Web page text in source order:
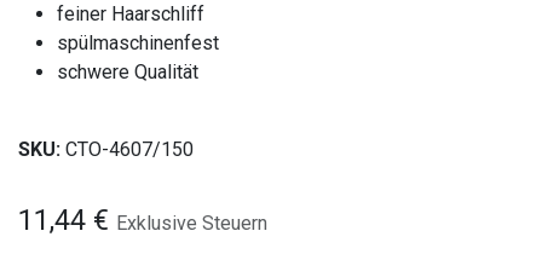
feiner Haarschliff
spülmaschinenfest
schwere Qualität
SKU: CTO-4607/150
11,44 € Exklusive Steuern